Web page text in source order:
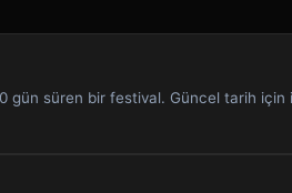
gün süren bir festival. Güncel tarih için